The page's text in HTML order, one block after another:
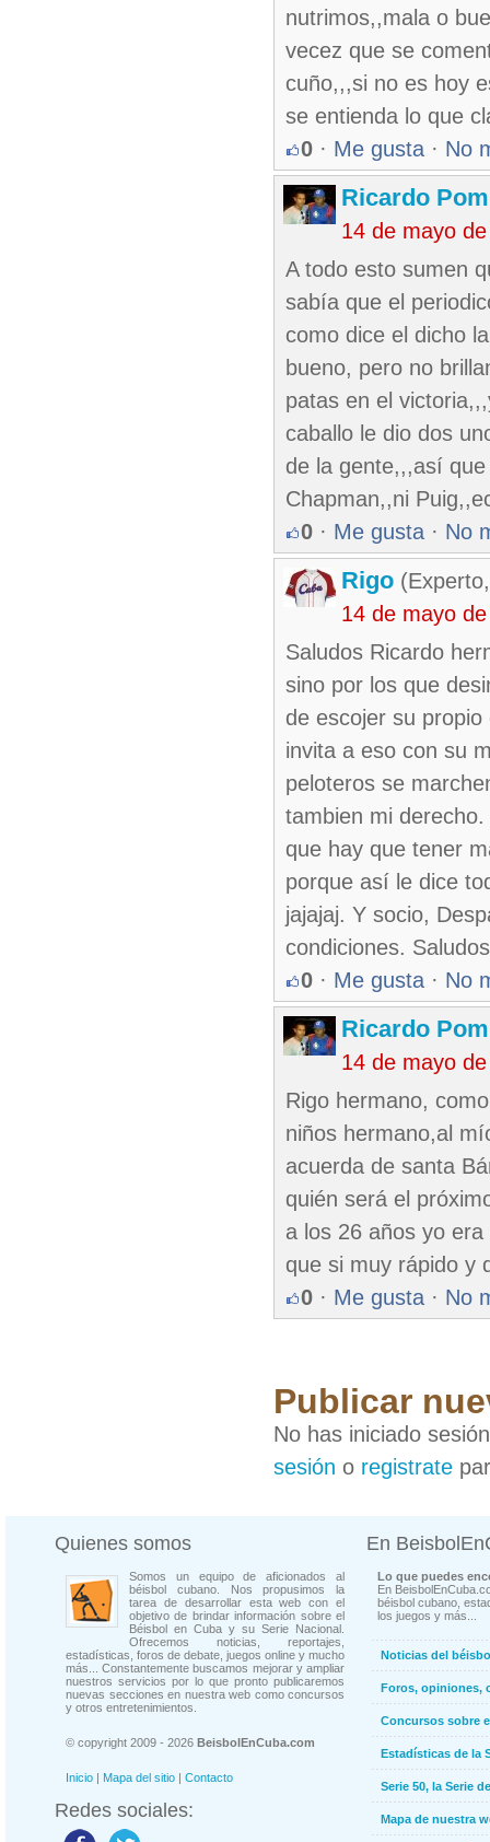
nutrimos,,mala o
vecez que se
cuño,,,si no es hoy
se entienda lo que
0 · Me gusta · No
Ricardo
14 de mayo
A todo esto sumen
sabía que el
como dice el dicho
bueno, pero no
patas en el
caballo le dio dos
de la gente,,,así
Chapman,,ni
0 · Me gusta · No
Rigo
14 de mayo
Saludos Ricardo
sino por los que
de escojer su
invita a eso con su
peloteros se
tambien mi
que hay que tener
porque así le dice
jajajaj. Y socio,
condiciones.
0 · Me gusta · No
Ricardo
14 de mayo
Rigo hermano,
niños hermano,al
acuerda de santa
quién será el
a los 26 años yo
que si muy rápido y
0 · Me gusta · No
Publicar
No has iniciado
sesión o registrate
Quienes somos
Somos un equipo de aficionados al
béisbol cubano. Nos propusimos la
tarea de desarrollar esta web con el
objetivo de brindar información sobre el
Béisbol en Cuba y su Serie Nacional.
Ofrecemos noticias, reportajes,
estadísticas, foros de debate, juegos online y mucho
más... Constantemente buscamos mejorar y ampliar
nuestros servicios por lo que pronto publicaremos
nuevas secciones en nuestra web como concursos
y otros entretenimientos.
© copyright 2009 - 2026 BeisbolEnCuba.com
Inicio | Mapa del sitio | Contacto
Redes sociales:
En
Lo que puedes
En
béisbol cubano,
los juegos y más...
Noticias del
Foros, opiniones,
Concursos sobre
Estadísticas de la
Serie 50, la Serie
Mapa de nuestra